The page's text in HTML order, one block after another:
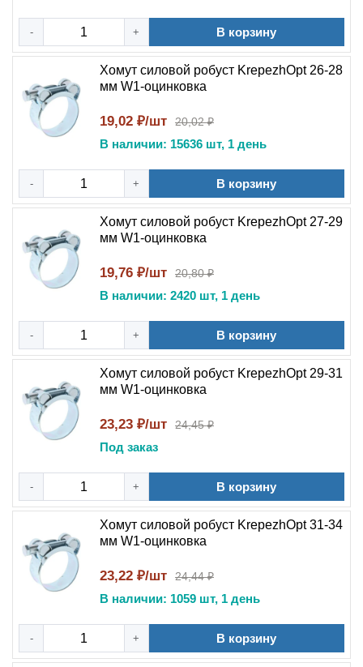
- + В корзину
Хомут силовой робуст KrepezhOpt 26-28
мм W1-оцинковка
19,02 ₽/шт 20,02 ₽
В наличии: 15636 шт, 1 день
- + В корзину
Хомут силовой робуст KrepezhOpt 27-29
мм W1-оцинковка
19,76 ₽/шт 20,80 ₽
В наличии: 2420 шт, 1 день
- + В корзину
Хомут силовой робуст KrepezhOpt 29-31
мм W1-оцинковка
23,23 ₽/шт 24,45 ₽
Под заказ
- + В корзину
Хомут силовой робуст KrepezhOpt 31-34
мм W1-оцинковка
23,22 ₽/шт 24,44 ₽
В наличии: 1059 шт, 1 день
- + В корзину